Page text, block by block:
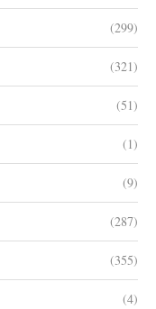
(299)
(321)
(51)
(1)
(9)
(287)
(355)
(4)